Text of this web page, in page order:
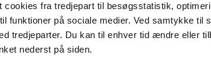
cookies fra tredjepart til besøgsstatistik,
funktioner på sociale medier. Ved samtykke til
tredjeparter. Du kan til enhver tid ændre eller
nederst på siden.
Kopier link til at indsætte på virksomhedens